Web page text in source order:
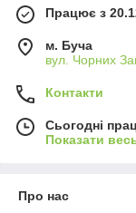
Працює з
м. Буча
вул. Чорних
Контакти
Сьогодні
Показати
Про нас